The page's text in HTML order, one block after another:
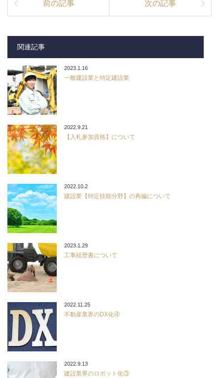
前の記事 次の記事
関連記事
2023.1.16
一般建設業と特定建設業
2022.9.21
【入札参加資格】について
2022.10.2
建設業【特定技能分野】の再編について
2023.1.29
工事経歴書について
2022.11.25
不動産業界のDX化④
2022.9.13
建設業界のロボット化③